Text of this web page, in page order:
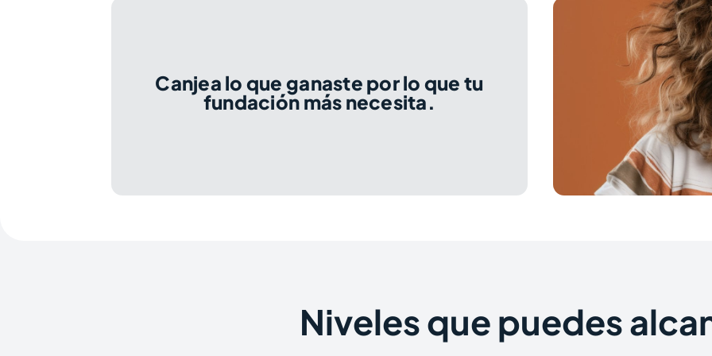
Canjea lo que ganaste por lo que tu
fundación más necesita.
Niveles que puedes